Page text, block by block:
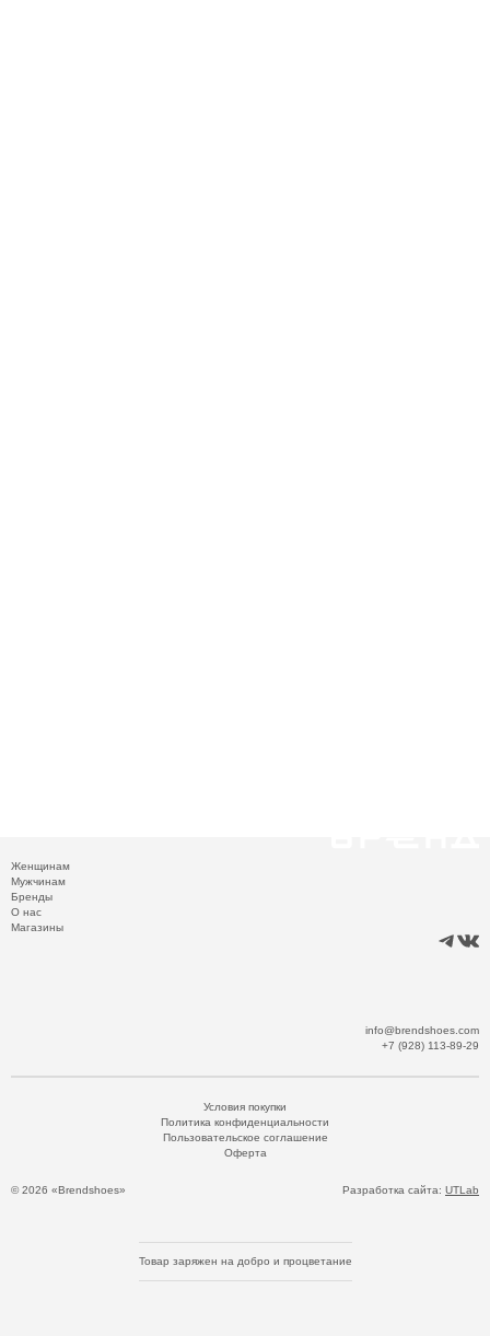
Женщинам
Мужчинам
Бренды
О нас
Магазины
info@brendshoes.com
+7 (928) 113-89-29
© 2026 «Brendshoes»
Условия покупки
Политика конфиденциальности
Пользовательское соглашение
Оферта
Разработка сайта: UTLab
Товар заряжен на добро и процветание